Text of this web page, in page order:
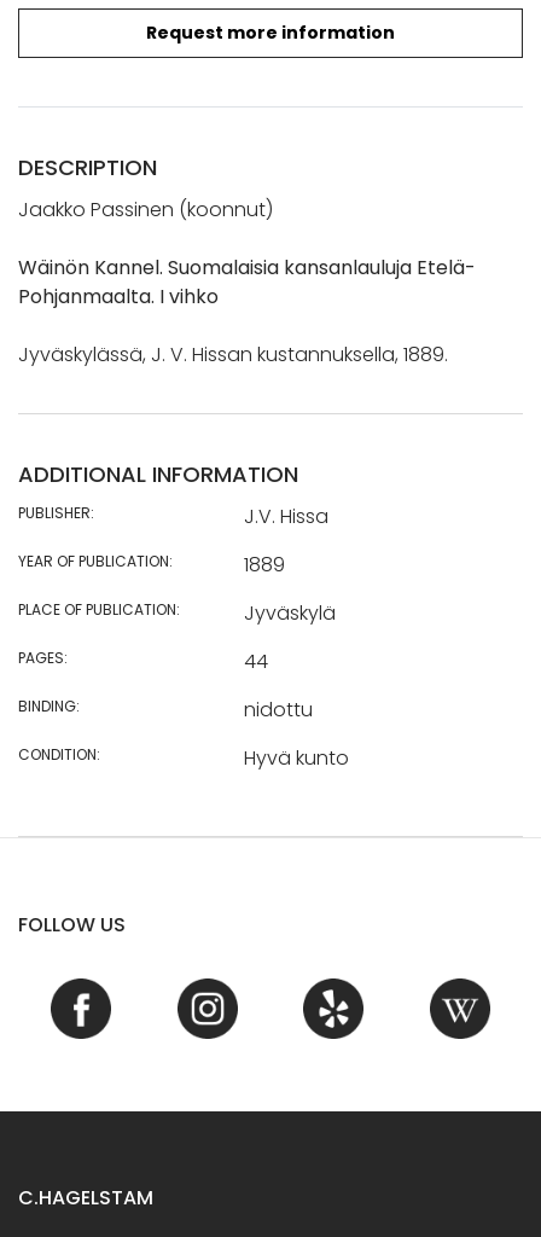
Request more information
DESCRIPTION
Jaakko Passinen (koonnut)
Wäinön Kannel. Suomalaisia kansanlauluja Etelä-
Pohjanmaalta. I vihko
Jyväskylässä, J. V. Hissan kustannuksella, 1889.
ADDITIONAL INFORMATION
PUBLISHER: J.V. Hissa
YEAR OF PUBLICATION: 1889
PLACE OF PUBLICATION: Jyväskylä
PAGES: 44
BINDING: nidottu
CONDITION: Hyvä kunto
FOLLOW US
C.HAGELSTAM